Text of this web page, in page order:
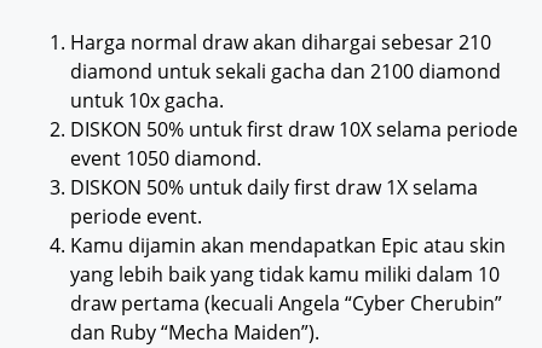
Harga normal draw akan dihargai sebesar 210
diamond untuk sekali gacha dan 2100 diamond
untuk 10x gacha.
DISKON 50% untuk first draw 10X selama periode
event 1050 diamond.
DISKON 50% untuk daily first draw 1X selama
periode event.
Kamu dijamin akan mendapatkan Epic atau skin
yang lebih baik yang tidak kamu miliki dalam 10
draw pertama (kecuali Angela “Cyber Cherubin”
dan Ruby “Mecha Maiden”).